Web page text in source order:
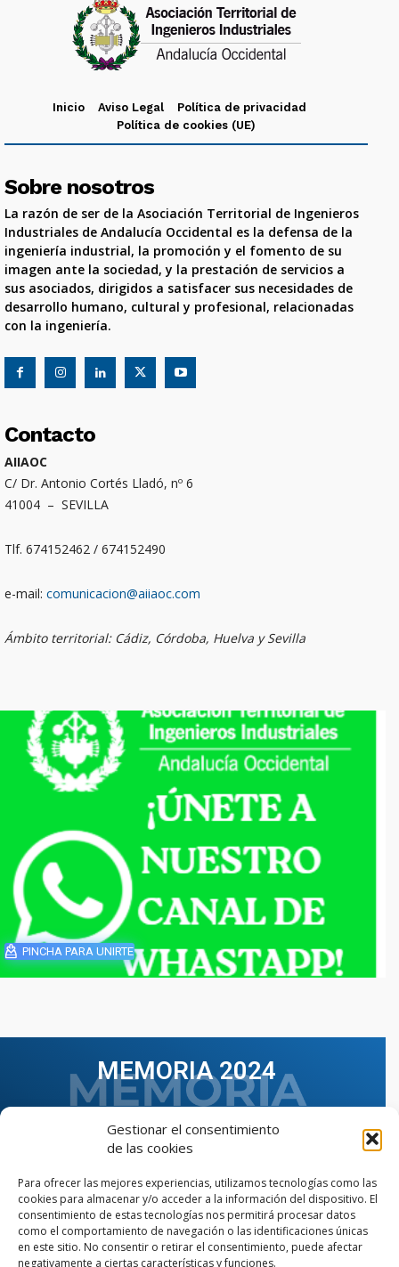
Gestionar el consentimiento
de las cookies
Para ofrecer las mejores experiencias, utilizamos tecnologías como las
cookies para almacenar y/o acceder a la información del dispositivo. El
consentimiento de estas tecnologías nos permitirá procesar datos
como el comportamiento de navegación o las identificaciones únicas
en este sitio. No consentir o retirar el consentimiento, puede afectar
negativamente a ciertas características y funciones.
Inicio Aviso Legal
Política de privacidad
Política de cookies (UE)
Sobre nosotros
La razón de ser de la Asociación Territorial de Ingenieros
Industriales de Andalucía Occidental es la defensa de la
ingeniería industrial, la promoción y el fomento de su
imagen ante la sociedad, y la prestación de servicios a
sus asociados, dirigidos a satisfacer sus necesidades de
desarrollo humano, cultural y profesional, relacionadas
con la ingeniería.
Contacto
AIIAOC
C/ Dr. Antonio Cortés Lladó, nº 6
41004 – SEVILLA
Tlf. 674152462 / 674152490
e-mail: comunicacion@aiiaoc.com
Ámbito territorial: Cádiz, Córdoba, Huelva y Sevilla
PINCHA PARA UNIRTE
MEMORIA 2024